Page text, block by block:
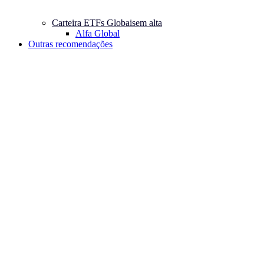
Carteira ETFs Globaisem alta
Alfa Global
Outras recomendações